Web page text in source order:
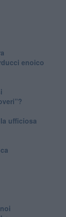
enoico
ufficiosa